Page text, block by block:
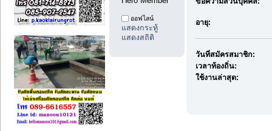
ออฟไลน์
แสดงกระทู้
แสดงสถิติ
อายุ:
วันที่สมัครสมาชิก:
เวลาท้องถิ่น:
ใช้งานล่าสุด: